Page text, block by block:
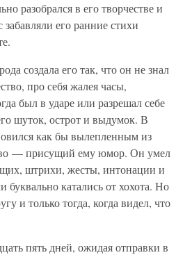
разобрался в его творчестве и
его ранние стихи
создала его так, что он не знал
про себя жалея часы,
был в ударе или разрешал себе
шуток, острот и выдумок. В
как бы вылепленным из
— присущий ему юмор. Он умел
штрихи, жесты, интонации и
буквально катались от хохота. Но
и только тогда, когда видел, что
пять дней, ожидая отправки в